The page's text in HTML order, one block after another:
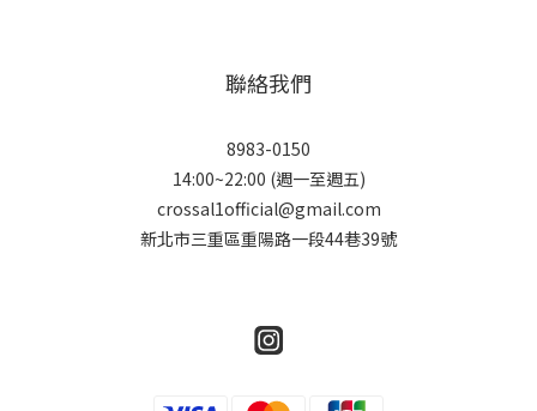
聯絡我們
8983-0150
14:00~22:00 (週一至週五)
crossal1official@gmail.com
新北市三重區重陽路一段44巷39號